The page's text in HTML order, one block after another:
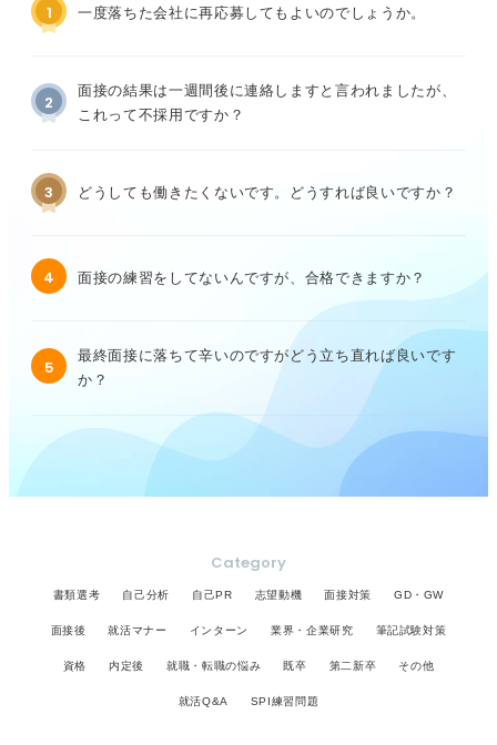
1 一度落ちた会社に再応募してもよいのでしょうか。
2
面接の結果は一週間後に連絡しますと言われましたが、
これって不採用ですか？
3 どうしても働きたくないです。どうすれば良いですか？
4 面接の練習をしてないんですが、合格できますか？
5
最終面接に落ちて辛いのですがどう立ち直れば良いです
か？
Category
書類選考 自己分析 自己PR 志望動機 面接対策 GD・GW
面接後 就活マナー インターン 業界・企業研究 筆記試験対策
資格 内定後 就職・転職の悩み 既卒 第二新卒 その他
就活Q&A SPI練習問題